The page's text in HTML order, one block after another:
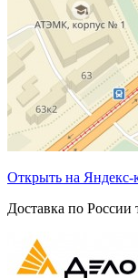
Открыть на Яндекс-
Доставка по